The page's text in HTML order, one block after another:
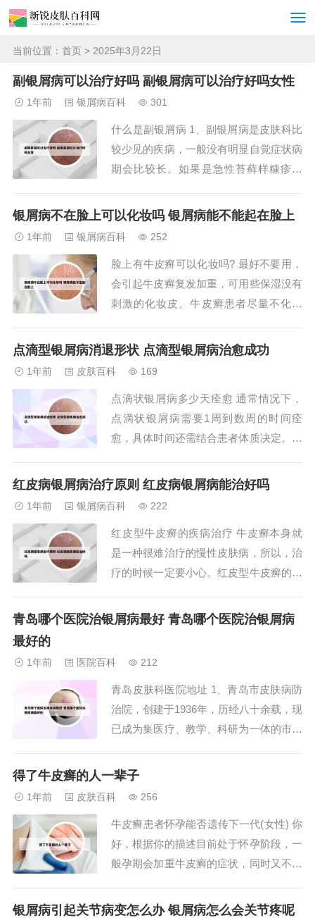
当前位置： 首页 > 2025年3月22日
副银屑病可以治疗好吗 副银屑病可以治疗好吗女性
1年前 银屑病百科 301
什么是副银屑病 1、副银屑病是皮肤科比
较少见的疾病，一般没有明显自觉症状病
期会比较长。如果是急性苔藓样糠疹发
扁平丘疹，而且常常伴坏死、水疱、出
炎症为主的慢性皮肤病，没有自觉症状或
者仅有轻微瘙痒...
银屑病不在脸上可以化妆吗 银屑病能不能起在脸上
1年前 银屑病百科 252
脸上有牛皮癣可以化妆吗? 最好不要用，
会引起牛皮癣复发加重，可用些保湿没有
刺激的化妆皮。牛皮癣患者尽量不化浓
用任何化妆品，对皮肤进行观察和保养护
着至关重要的作用，缺乏维生素b族会使
体内的新陈代...
点滴型银屑病消退形状 点滴型银屑病治愈成功
1年前 皮肤百科 169
点滴状银屑病多少天痊愈 通常情况下，
点滴状银屑病需要1周到数周的时间痊
愈，具体时间还需结合患者体质决定。点
常型银屑病。这类点滴型银屑病通常都有
利于加快其自愈。但有较强痒感时，应早
期治疗，避免搔抓...
红皮病银屑病治疗原则 红皮病银屑病能治好吗
1年前 银屑病百科 222
红皮型牛皮癣的疾病治疗 牛皮癣本身就
是一种很难治疗的慢性皮肤病，所以，治
疗的时候一定要小心。红皮型牛皮癣的治
是由于局部用药刺激或使用糖皮质激素等
准病因，辨证施治，能获得很好的治疗效
果。治疗以中...
青岛哪个医院治银屑病最好 青岛哪个医院治银屑病
最好的
1年前 医院百科 212
青岛皮肤科医院地址 1、青岛市皮肤病防
治院，创建于1936年，历经八十余载，现
已成为集医疗、教学、科研为一体的市属
院皮肤科、人民医院皮肤科与青岛市皮肤
为青岛市人民医院。2、青岛市皮肤病防
治...
得了牛皮癣的人一辈子
1年前 皮肤百科 256
牛皮癣患者怀孕能否遗传下一代(女性) 你
好，根据你的描述目前处于怀孕阶段，一
般孕期会加重牛皮癣的症状，同时又不能
癣会遗传的但是不是百分百的遗传，这样
银屑病引起关节病变怎么办 银屑病怎么会关节疼呢